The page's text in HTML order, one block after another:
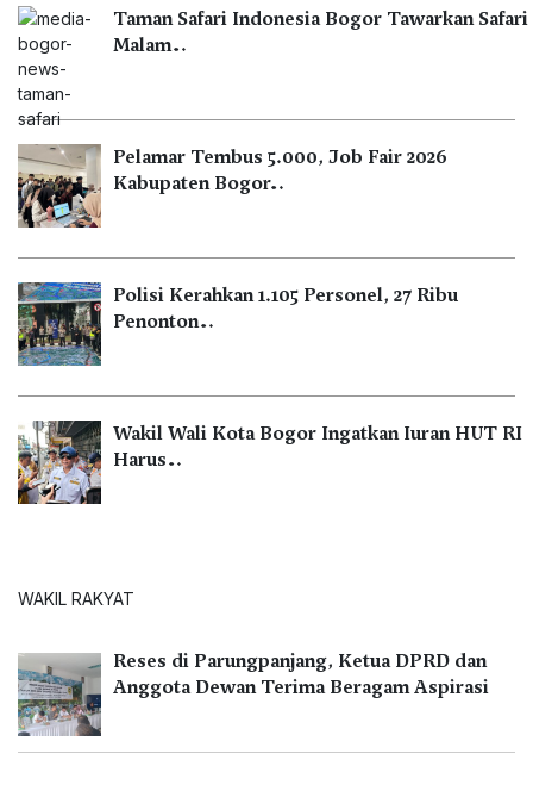
Taman Safari Indonesia Bogor Tawarkan Safari
Malam…
Pelamar Tembus 5.000, Job Fair 2026
Kabupaten Bogor…
Polisi Kerahkan 1.105 Personel, 27 Ribu
Penonton…
Wakil Wali Kota Bogor Ingatkan Iuran HUT RI
Harus…
WAKIL RAKYAT
Reses di Parungpanjang, Ketua DPRD dan
Anggota Dewan Terima Beragam Aspirasi